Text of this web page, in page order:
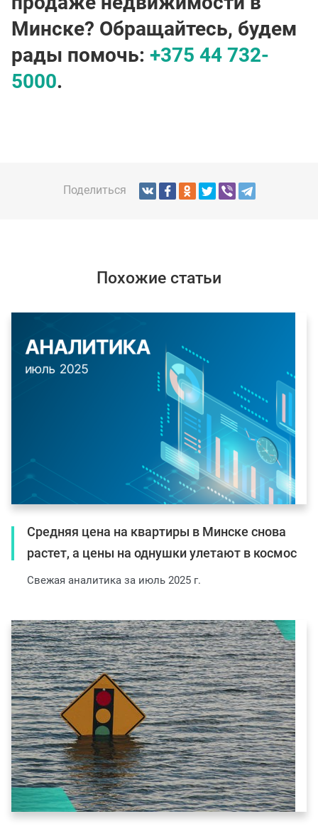
Минске? Обращайтесь, будем
рады помочь: +375 44 732-
5000.
Поделиться
Похожие статьи
Средняя цена на квартиры в Минске снова
растет, а цены на однушки улетают в космос
Свежая аналитика за июль 2025 г.